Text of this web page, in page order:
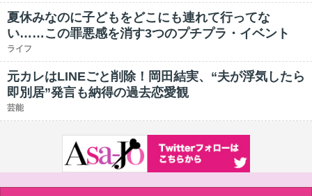
夏休みなのに子どもをどこにも連れて行ってな
い……この罪悪感を消す3つのプチプラ・イベント
ライフ
元カレはLINEごと削除！岡田結実、“夫が浮気したら
即別居”発言も納得の過去恋愛観
芸能